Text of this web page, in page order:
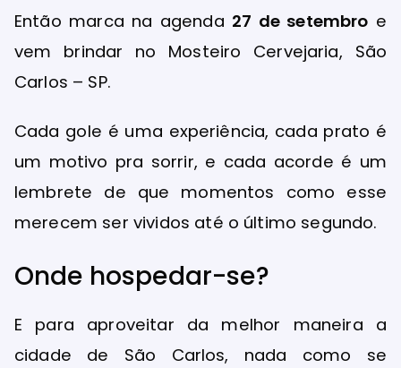
Então marca na agenda 27 de setembro e
vem brindar no Mosteiro Cervejaria, São
Carlos – SP.
Cada gole é uma experiência, cada prato é
um motivo pra sorrir, e cada acorde é um
lembrete de que momentos como esse
merecem ser vividos até o último segundo.
Onde hospedar-se?
E para aproveitar da melhor maneira a
cidade de São Carlos, nada como se